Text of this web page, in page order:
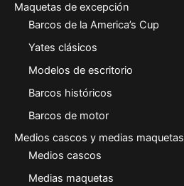
Maquetas de excepción
Barcos de la America’s Cup
Yates clásicos
Modelos de escritorio
Barcos históricos
Barcos de motor
Medios cascos y medias maquetas
Medios cascos
Medias maquetas